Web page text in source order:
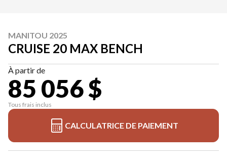
MANITOU 2025
CRUISE 20 MAX BENCH
À partir de
85 056 $
Tous frais inclus
CALCULATRICE DE PAIEMENT